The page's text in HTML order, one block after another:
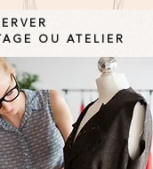
OU ATELIER